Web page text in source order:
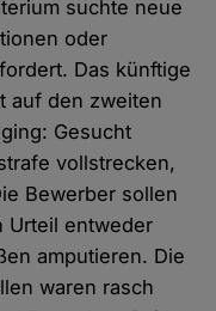
suchte neue
oder
Das künftige
auf den zweiten
Gesucht
vollstrecken,
Bewerber sollen
Urteil entweder
amputieren. Die
waren rasch